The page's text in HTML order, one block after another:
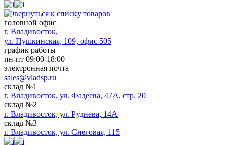
вернуться к списку товаров
головной офис
​г. Владивосток,
ул. Пушкинская, 109, офис 505
график работы
пн-пт 09:00-18:00
электронная почта
sales@vladsp.ru
склад №1
г. Владивосток, ул. Фадеева, 47А, стр. 20
склад №2
г. Владивосток, ул. Руднева, 14А
склад №3
г. Владивосток, ул. Снеговая, 115